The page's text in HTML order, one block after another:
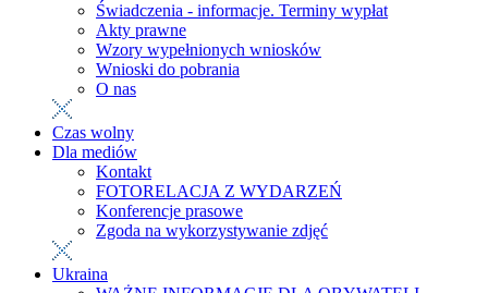
Świadczenia - informacje. Terminy wypłat
Akty prawne
Wzory wypełnionych wniosków
Wnioski do pobrania
O nas
Czas wolny
Dla mediów
Kontakt
FOTORELACJA Z WYDARZEŃ
Konferencje prasowe
Zgoda na wykorzystywanie zdjęć
Ukraina